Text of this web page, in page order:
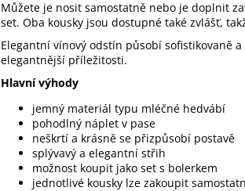
Můžete je nosit samostatně nebo je doplnit
set. Oba kousky jsou dostupné také zvlášť,
Elegantní vínový odstín působí sofistikovaně
elegantnější příležitosti.
Hlavní výhody
jemný materiál typu mléčné hedvábí
pohodlný náplet v pase
neškrtí a krásně se přizpůsobí postavě
splývavý a elegantní střih
možnost koupit jako set s bolerkem
jednotlivé kousky lze zakoupit